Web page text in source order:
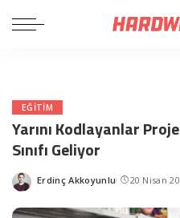
EĞITIM
Yarını Kodlayanlar
Sınıfı Geliyor
Posted
Erdinç Akkoyunlu 20 Nisan